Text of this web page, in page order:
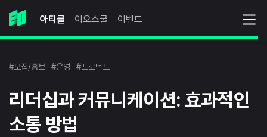
아티클 이오스쿨 이벤트
#모집/홍보 #운영 #프로덕트
리더십과 커뮤니케이션: 효과적인
소통 방법